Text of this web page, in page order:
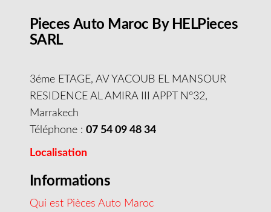
Pieces Auto Maroc By HELPieces
SARL
3éme ETAGE, AV YACOUB EL MANSOUR
RESIDENCE AL AMIRA III APPT N°32,
Marrakech
Téléphone : 07 54 09 48 34
Localisation
Informations
Qui est Pièces Auto Maroc